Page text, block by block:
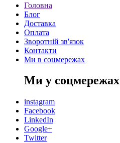
Головна
Блог
Доставка
Оплата
Зворотній зв'язок
Контакти
Ми в соцмережах
Ми у соцмережах
instagram
Facebook
LinkedIn
Google+
Twitter